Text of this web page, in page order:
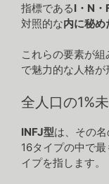
指標であるI・N
対照的な内に秘め
これらの要素が
で魅力的な人格が
全人口の1%
INFJ型は、その
16タイプの中で
イプを指します。